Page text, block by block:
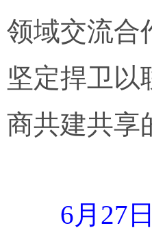
领域交流合
坚定捍卫以
商共建共享
6月27